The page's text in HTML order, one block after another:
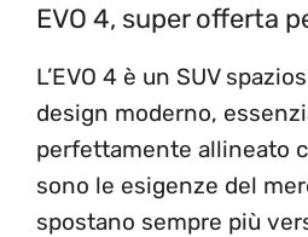
EVO 4, super offerta
L’EVO 4 è un SUV
design moderno,
perfettamente allineato
sono le esigenze del
spostano sempre più